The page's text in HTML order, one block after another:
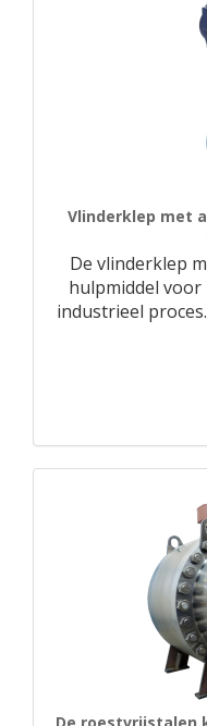
Vlinderklep met
De vlinderklep
hulpmiddel
industrieel